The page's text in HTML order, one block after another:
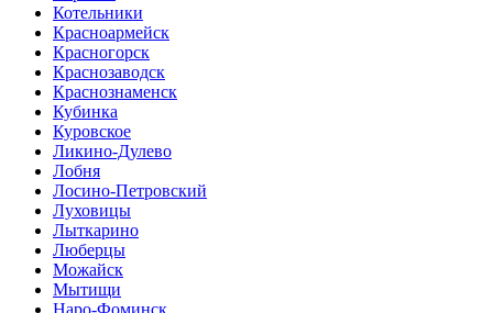
Котельники
Красноармейск
Красногорск
Краснозаводск
Краснознаменск
Кубинка
Куровское
Ликино-Дулево
Лобня
Лосино-Петровский
Луховицы
Лыткарино
Люберцы
Можайск
Мытищи
Наро-Фоминск